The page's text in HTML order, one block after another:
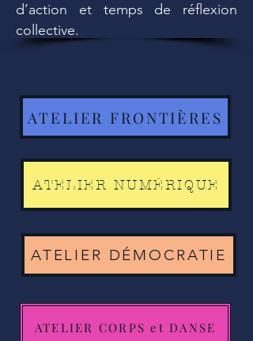
d’action et temps de réflexion
collective.
ATELIER FRONTIÈRES
ATELIER NUMÉRIQUE
ATELIER DÉMOCRATIE
ATELIER CORPS et DANSE